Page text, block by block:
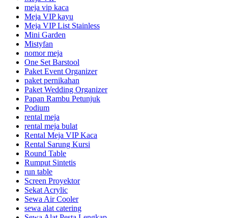
meja vip kaca
Meja VIP kayu
Meja VIP List Stainless
Mini Garden
Mistyfan
nomor meja
One Set Barstool
Paket Event Organizer
paket pernikahan
Paket Wedding Organizer
Papan Rambu Petunjuk
Podium
rental meja
rental meja bulat
Rental Meja VIP Kaca
Rental Sarung Kursi
Round Table
Rumput Sintetis
run table
Screen Proyektor
Sekat Acrylic
Sewa Air Cooler
sewa alat catering